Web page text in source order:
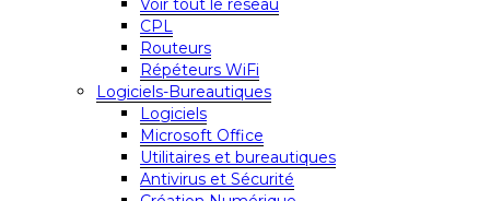
Voir tout le réseau
CPL
Routeurs
Répéteurs WiFi
Logiciels-Bureautiques
Logiciels
Microsoft Office
Utilitaires et bureautiques
Antivirus et Sécurité